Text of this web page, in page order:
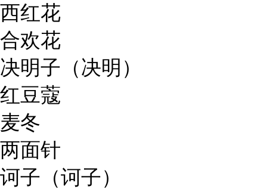
西红花
合欢花
决明子（决明）
红豆蔻
麦冬
两面针
诃子（诃子）